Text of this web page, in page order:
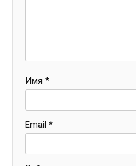
Имя *
Email *